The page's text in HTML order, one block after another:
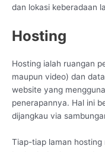
dan lokasi keberadaan
Hosting
Hosting ialah ruangan
maupun video) dan
website yang
penerapannya. Hal ini
dijangkau via
Tiap-tiap laman hosting